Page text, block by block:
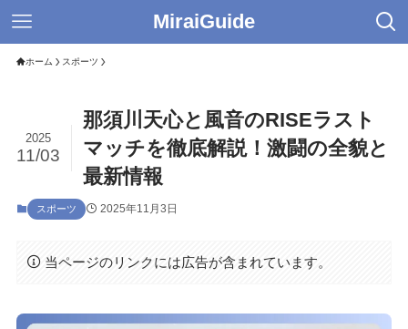
MiraiGuide
ホーム スポーツ
那須川天心と風音のRISEラスト
マッチを徹底解説！激闘の全貌と
最新情報
2025
11/03
スポーツ 2025年11月3日
当ページのリンクには広告が含まれています。